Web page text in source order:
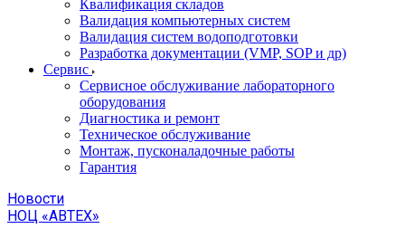
Квалификация складов
Валидация компьютерных систем
Валидация систем водоподготовки
Разработка документации (VMP, SOP и др)
Cервис
Сервисное обслуживание лабораторного
оборудования
Диагностика и ремонт
Техническое обслуживание
Монтаж, пусконаладочные работы
Гарантия
Новости
НОЦ «АВТЕХ»